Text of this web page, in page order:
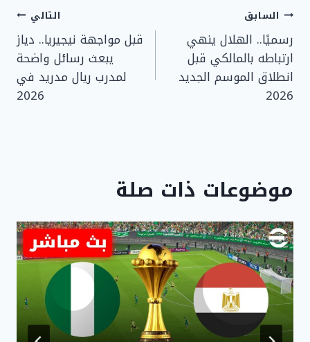
تصفّح
المقالات
السابق
رسميًا.. الهلال ينهي
ارتباطه بالمالكي قبل
انطلاق الموسم الجديد
2026
التالي
قبل مواجهة نيجيريا.. دياز
يبعث رسائل واضحة
لمدرب ريال مدريد في
2026
موضوعات ذات صلة